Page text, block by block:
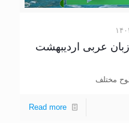
عربی اردیبهشت
مختلف
Read more